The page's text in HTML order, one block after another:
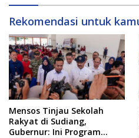
Rekomendasi untuk
Mensos Tinjau Sekolah
Rakyat di Sudiang,
Gubernur: Ini Program